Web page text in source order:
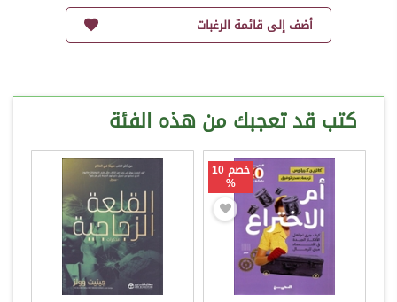
أضف إلى قائمة الرغبات
كتب قد تعجبك من هذه الفئة
خصم 10
%